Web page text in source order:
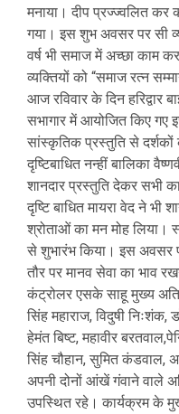
मनाया। दीप प्रज्ज्वलित कर
गया। इस शुभ अवसर पर सी
वर्ष भी समाज में अच्छा काम
व्यक्तियों को “समाज रत्न
आज रविवार के दिन हरिद्वार
सभागार में आयोजित किए गए
सांस्कृतिक प्रस्तुति से दर्शकों
दृष्टिबाधित नन्हीं बालिका
शानदार प्रस्तुति देकर सभी
दृष्टि बाधित मायरा वेद ने भी
श्रोताओं का मन मोह लिया।
से शुभारंभ किया। इस अवसर
तौर पर मानव सेवा का भाव
कंट्रोलर एसके साहू मुख्य
सिंह महाराज, विदुषी निःशंक,
हेमंत बिष्ट, महावीर
सिंह चौहान, सुमित कंडवाल,
अपनी दोनों आंखें गंवाने वाले
उपस्थित रहे। कार्यक्रम के